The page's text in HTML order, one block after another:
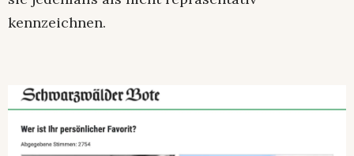
kennzeichnen.